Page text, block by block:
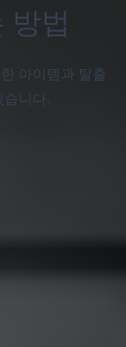
방법
아이템과 탈출
니다.